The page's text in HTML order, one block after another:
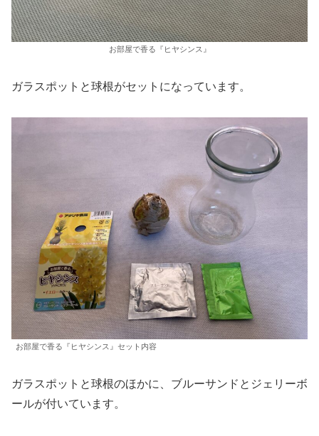
お部屋で香る『ヒヤシンス』
ガラスポットと球根がセットになっています。
お部屋で香る『ヒヤシンス』セット内容
ガラスポットと球根のほかに、ブルーサンドとジェリーボ
ールが付いています。